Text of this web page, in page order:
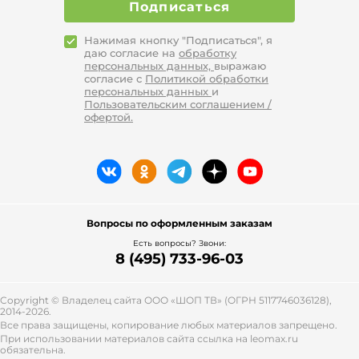
Подписаться
Нажимая кнопку "Подписаться", я
даю согласие на обработку
персональных данных, выражаю
согласие с Политикой обработки
персональных данных и
Пользовательским соглашением /
офертой.
Вопросы по оформленным заказам
Есть вопросы? Звони:
8 (495) 733-96-03
Copyright © Владелец сайта ООО «ШОП ТВ» (ОГРН 5117746036128),
2014-2026.
Все права защищены, копирование любых материалов запрещено.
При использовании материалов сайта ссылка на leomax.ru
обязательна.